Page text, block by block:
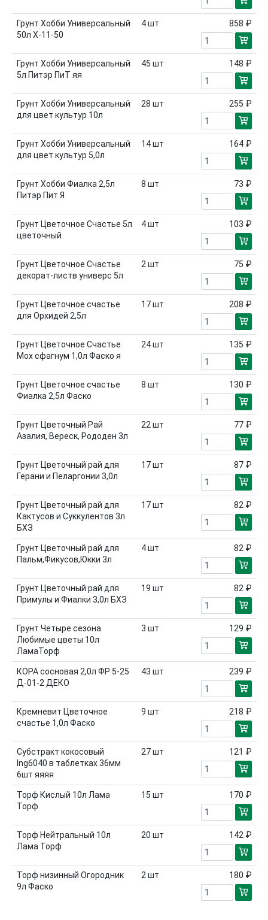
Грунт Хобби Универсальный
50л Х-11-50
4шт 858 ₽
Грунт Хобби Универсальный
5л Питэр ПиТ яя
45 шт 148 ₽
Грунт Хобби Универсальный
для цвет культур 10л
28 шт 255 ₽
Грунт Хобби Универсальный
для цвет культур 5,0л
14шт 164 ₽
Грунт Хобби Фиалка 2,5л
Питэр Пит Я
8 шт 73 ₽
Грунт Цветочное Счастье 5л
цветочный
4шт 103 ₽
Грунт Цветочное Счастье
декорат-листв универс 5л
2 шт 75 ₽
Грунт Цветочное счастье
для Орхидей 2,5л
17шт 208 ₽
Грунт Цветочное Счастье
Мох сфагнум 1,0л Фаско я
24шт 135 ₽
Грунт Цветочное счастье
Фиалка 2,5л Фаско
8 шт 130 ₽
Грунт Цветочный Рай
Азалия, Вереск, Рододен 3л
22 шт 77 ₽
Грунт Цветочный рай для
Герани и Пеларгонии 3,0л
17шт 87 ₽
Грунт Цветочный рай для
Кактусов и Суккулентов 3л
БХЗ
17шт 82 ₽
Грунт Цветочный рай для
Пальм,Фикусов,Юкки 3л
4шт 82 ₽
Грунт Цветочный рай для
Примулы и Фиалки 3,0л БХЗ
19 шт 82 ₽
Грунт Четыре сезона
Любимые цветы 10л
ЛамаТорф
3 шт 129 ₽
КОРА сосновая 2,0л ФР 5-25
Д-01-2 ДЕКО
43 шт 239 ₽
Кремневит Цветочное
счастье 1,0л Фаско
9 шт 218 ₽
Субстракт кокосовый
Ing6040 в таблетках 36мм
6шт яяяя
27шт 121 ₽
Торф Кислый 10л Лама
Торф
15 шт 170 ₽
Торф Нейтральный 10л
Лама Торф
20 шт 142 ₽
Торф низинный Огородник
9л Фаско
2 шт 180 ₽